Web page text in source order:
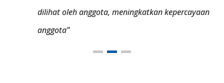
penyelewengan karyawan, kami sangat bersukur
memakai